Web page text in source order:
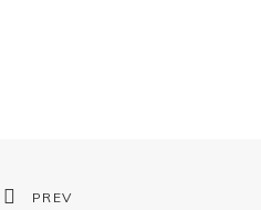
PREV